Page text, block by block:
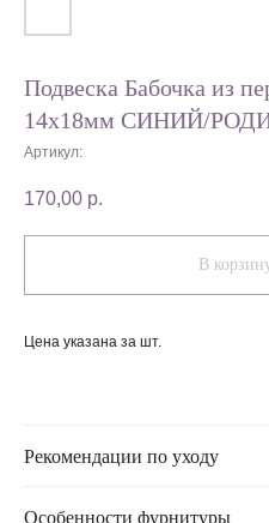
Подвеска Бабочка из
14х18мм СИНИЙ/
Артикул:
170,00 р.
В
Цена указана за шт.
Рекомендации по уходу
Особенности фурнитуры